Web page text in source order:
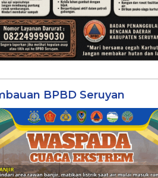
BPBD Seruyan